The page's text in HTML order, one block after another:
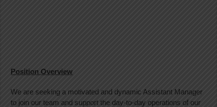
Position Overview
We are seeking a motivated and dynamic Assistant Manager
to join our team and support the day-to-day operations of our